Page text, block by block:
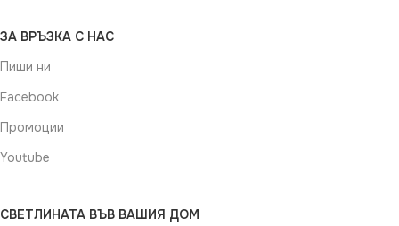
ЗА ВРЪЗКА С НАС
Пиши ни
Facebook
Промоции
Youtube
СВЕТЛИНАТА ВЪВ ВАШИЯ ДОМ